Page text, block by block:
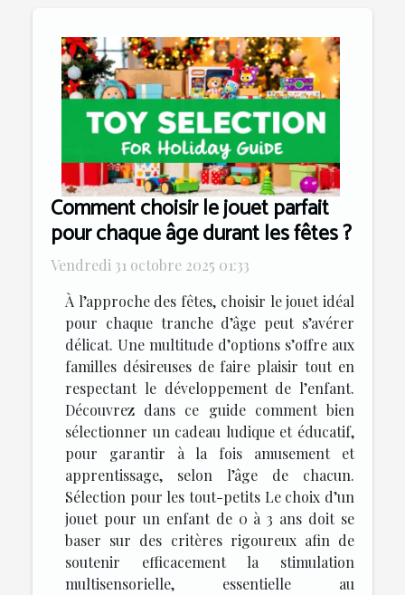
Comment choisir le jouet parfait
pour chaque âge durant les fêtes ?
Vendredi 31 octobre 2025 01:33
À l’approche des fêtes, choisir le jouet idéal
pour chaque tranche d’âge peut s’avérer
délicat. Une multitude d’options s’offre aux
familles désireuses de faire plaisir tout en
respectant le développement de l’enfant.
Découvrez dans ce guide comment bien
sélectionner un cadeau ludique et éducatif,
pour garantir à la fois amusement et
apprentissage, selon l’âge de chacun.
Sélection pour les tout-petits Le choix d’un
jouet pour un enfant de 0 à 3 ans doit se
baser sur des critères rigoureux afin de
soutenir efficacement la stimulation
multisensorielle, essentielle au